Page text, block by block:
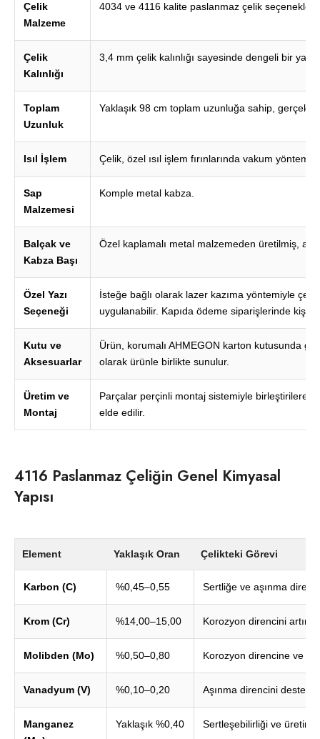
Çelik
Malzeme
4034 ve 4116 kalite paslanmaz çelik seçenekleri
Çelik
Kalınlığı
3,4 mm çelik kalınlığı sayesinde dengeli bir yapı
Toplam
Uzunluk
Yaklaşık 98 cm toplam uzunluğa sahip, gerçek
Isıl İşlem Çelik, özel ısıl işlem fırınlarında vakum
Sap
Malzemesi
Komple metal kabza.
Balçak ve
Kabza Başı
Özel kaplamalı metal malzemeden üretilmiş,
Özel Yazı
Seçeneği
İsteğe bağlı olarak lazer kazıma yöntemiyle
uygulanabilir. Kapıda ödeme siparişlerinde
Kutu ve
Aksesuarlar
Ürün, korumalı AHMEGON karton kutusunda
olarak ürünle birlikte sunulur.
Üretim ve
Montaj
Parçalar perçinli montaj sistemiyle birleştirilerek
elde edilir.
4116 Paslanmaz Çeliğin Genel Kimyasal
Yapısı
Element Yaklaşık Oran Çelikteki Görevi
Karbon (C) %0,45–0,55 Sertliğe ve aşınma
Krom (Cr) %14,00–15,00 Korozyon direncini
Molibden (Mo) %0,50–0,80 Korozyon direncine ve
Vanadyum (V) %0,10–0,20 Aşınma direncini
Manganez
Yaklaşık %0,40 Sertleşebilirliği ve üretim